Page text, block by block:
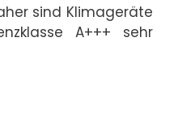
sind Klimageräte
A+++ sehr